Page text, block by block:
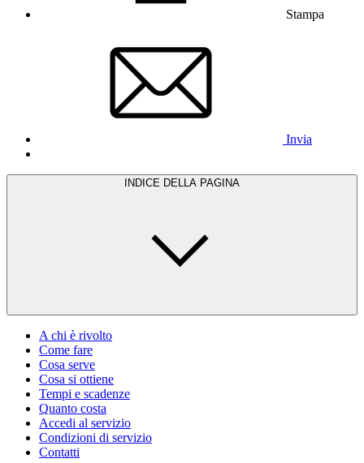
Stampa
Invia
INDICE DELLA PAGINA
A chi è rivolto
Come fare
Cosa serve
Cosa si ottiene
Tempi e scadenze
Quanto costa
Accedi al servizio
Condizioni di servizio
Contatti